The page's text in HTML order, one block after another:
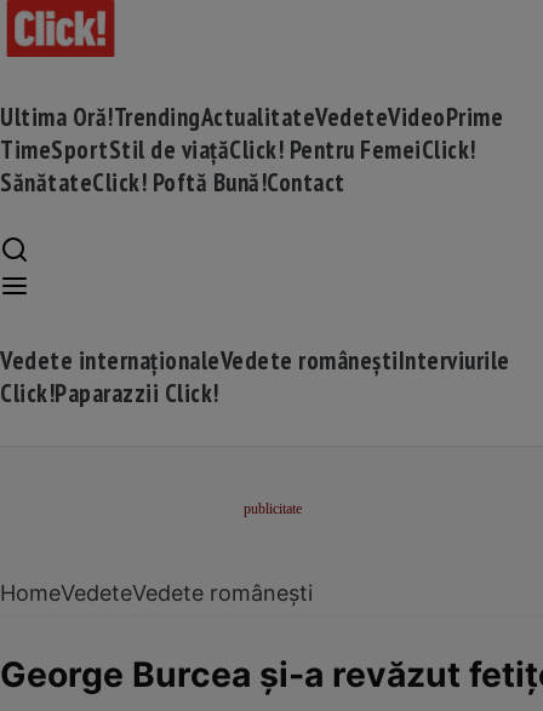
Ultima Oră!TrendingActualitateVedeteVideoPrime
TimeSportStil de viațăClick! Pentru FemeiClick!
SănătateClick! Poftă Bună!Contact
Vedete internaționaleVedete româneștiInterviurile
Click!Paparazzii Click!
HomeVedeteVedete românești
George Burcea și-a revăzut